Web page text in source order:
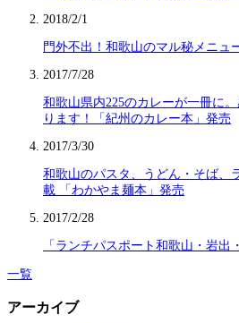
2018/2/1
門外不出！和歌山のマル秘メニュ
2017/7/28
和歌山県内225のカレーが一冊に
ります！「紀州のカレー本」発売
2017/3/30
和歌山のパスタ、うどん・そば、
載 「わかやま麺本」発売
2017/2/28
「ランチパスポート和歌山・岩出
一覧
アーカイブ